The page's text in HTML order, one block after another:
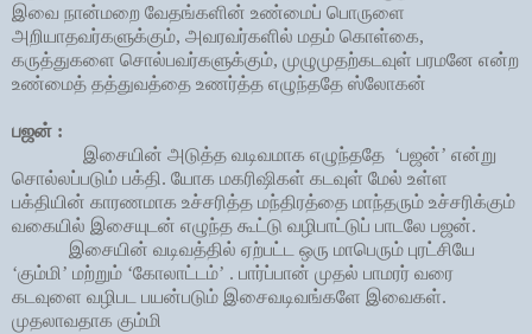
இவை நான்மறை வேதங்களின் உண்மைப் பொருளை
அறியாதவர்களுக்கும், அவரவர்களில் மதம் கொள்கை,
கருத்துகளை சொல்பவர்களுக்கும், முழுமுதற்கடவுள் பரமனே என்ற
உண்மைத் தத்துவத்தை உணர்த்த எழுந்ததே ஸ்லோகன்
பஜன் :
இசையின் அடுத்த வடிவமாக எழுந்ததே ‘பஜன்’ என்று
சொல்லப்படும் பக்தி. யோக மகரிஷிகள் கடவுள் மேல் உள்ள
பக்தியின் காரணமாக உச்சரித்த மந்திரத்தை மாந்தரும் உச்சரிக்கும்
வகையில் இசையுடன் எழுந்த கூட்டு வழிபாட்டுப் பாடலே பஜன்.
இசையின் வடிவத்தில் ஏற்பட்ட ஒரு மாபெரும் புரட்சியே
‘கும்மி’ மற்றும் ‘கோலாட்டம்’ . பார்ப்பான் முதல் பாமரர் வரை
கடவுளை வழிபட பயன்படும் இசைவடிவங்களே இவைகள்.
முதலாவதாக கும்மி